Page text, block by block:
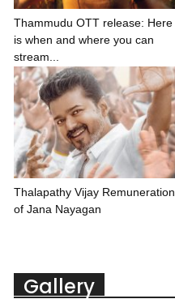
Thammudu OTT release: Here
is when and where you can
stream...
Thalapathy Vijay Remuneration
of Jana Nayagan
Gallery